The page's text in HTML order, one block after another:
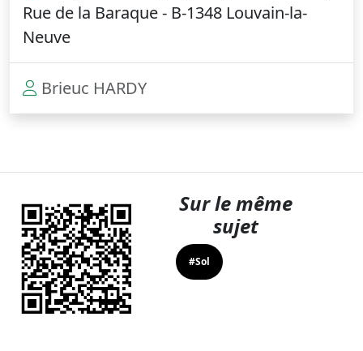
Rue de la Baraque - B-1348 Louvain-la-
Neuve
Brieuc HARDY
Sur le même
sujet
#Sol